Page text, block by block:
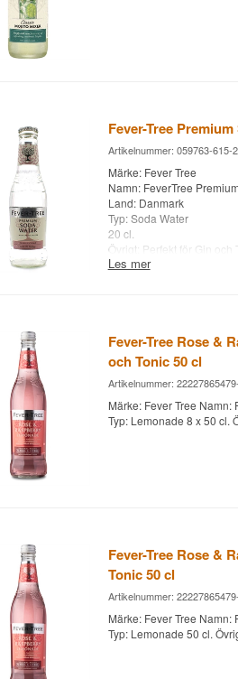
Fever-Tree
Artikelnummer: 059763-615-
Märke: Fever Tree
Namn: FeverTree
Land: Danmark
Typ: Soda Water
20 cl.
Övrigt: Perfekt för Gin och
Les mer
Fever-Tree Rose &
och Tonic 50 cl
Artikelnummer:
Märke: Fever Tree
Typ: Lemonade 8 x 50 cl.
Fever-Tree Rose &
Tonic 50 cl
Artikelnummer:
Märke: Fever Tree
Typ: Lemonade 50 cl.